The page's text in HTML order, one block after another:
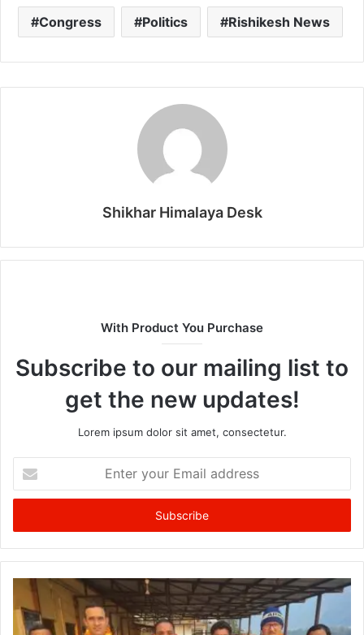
Congress Politics Rishikesh News
Shikhar Himalaya Desk
With Product You Purchase
Subscribe to our mailing list to
get the new updates!
Lorem ipsum dolor sit amet, consectetur.
your
Email